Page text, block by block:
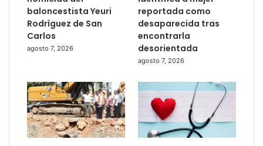
baloncestista Yeuri
Rodríguez de San
Carlos
agosto 7, 2026
reportada como
desaparecida tras
encontrarla
desorientada
agosto 7, 2026